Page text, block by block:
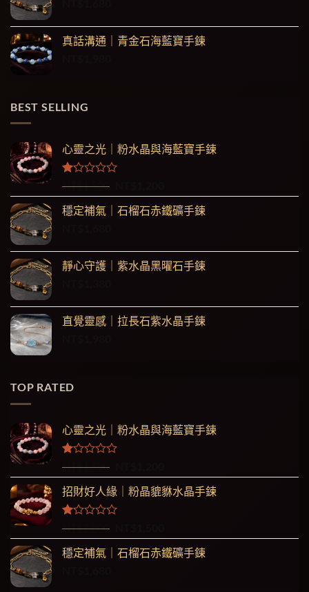
真話溝通｜青金石海藍寶手鍊
BEST SELLING
心靈之光｜粉水晶與海藍寶手鍊
評
分
1.00
滿
NT$1,500
始
價
前
價
穩定補氣｜石榴石赤鐵礦手鍊
靜心守護｜紫水晶黑曜石手鍊
直覺靈感｜拉長石紫水晶手鍊
TOP RATED
心靈之光｜粉水晶與海藍寶手鍊
分
1.00
滿
分
NT$1,500
始
價
格：
前
價
招財好人緣｜粉晶貔貅水晶手鍊
分
1.00
滿
NT$2,000
始
價
前
價
穩定補氣｜石榴石赤鐵礦手鍊